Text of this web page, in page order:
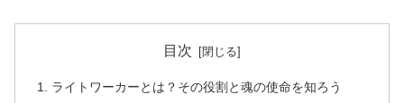
目次
ライトワーカーとは？その役割と魂の使命を知ろう